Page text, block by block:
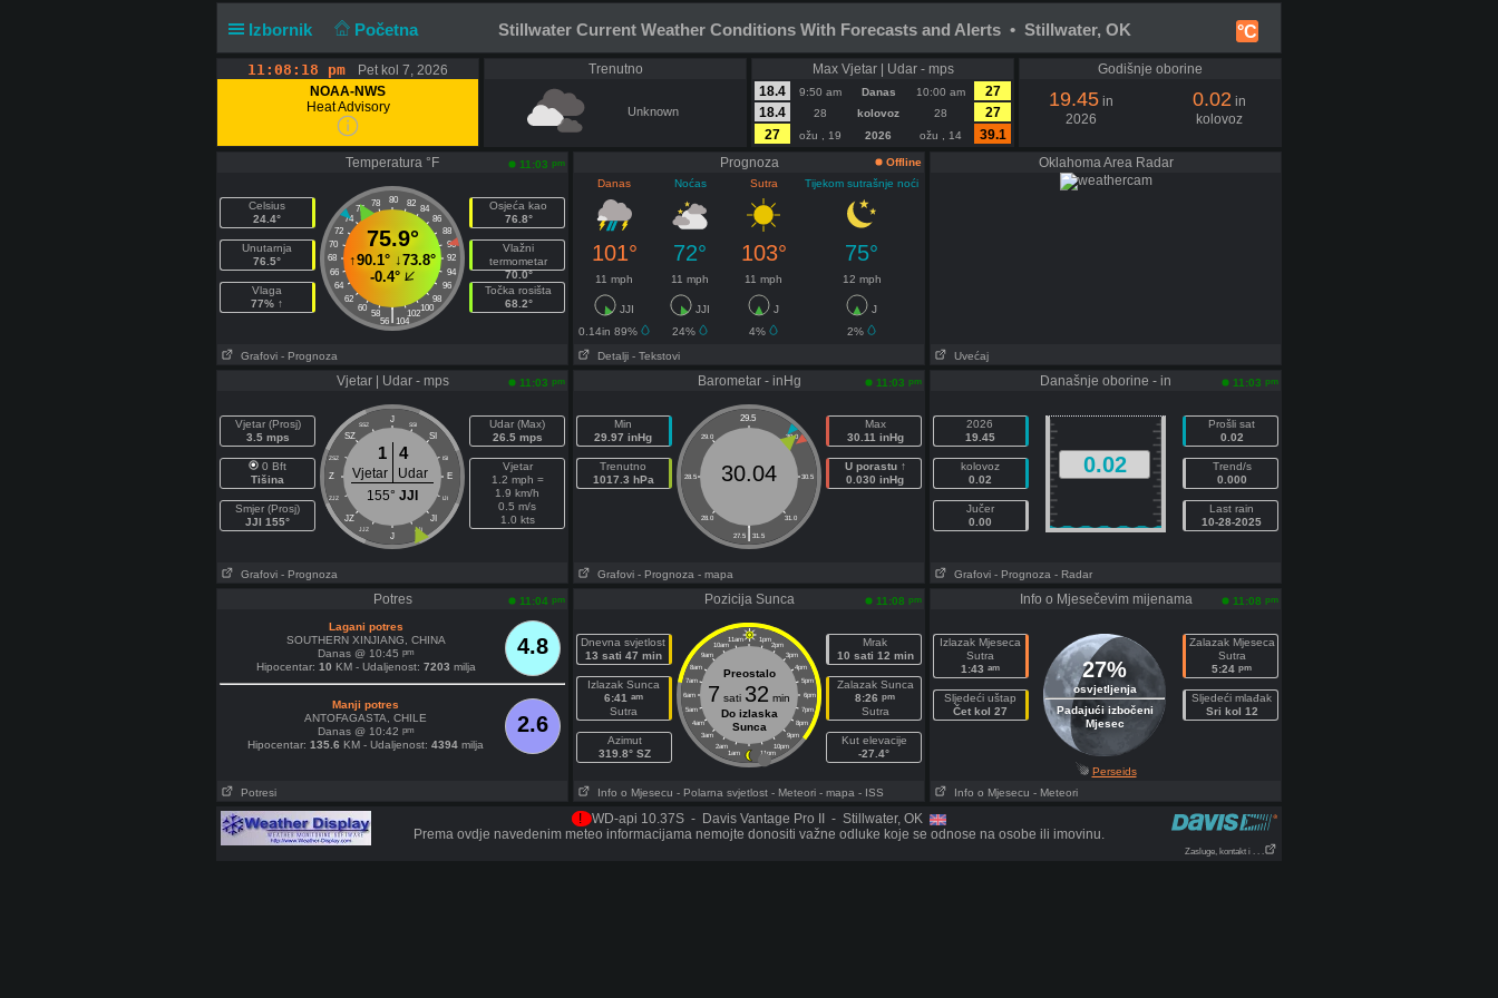
Izbornik Početna °C
Stillwater Current Weather Conditions With Forecasts and Alerts • Stillwater, OK
11:08:18 pm
Pet kol 7, 2026
NOAA-NWS
Heat Advisory
Trenutno
Unknown
Max Vjetar | Udar - mps
18.4
9:50 am Danas 10:00 am
27
18.4
28 kolovoz 28
27
27
ožu , 19 2026 ožu , 14 39.1
Godišnje oborine
19.45 in
2026
0.02in
kolovoz
Temperatura °F 11:03 pm
Celsius
24.4°
Unutarnja
76.5°
Vlaga
77% ↑
80
78 82
76
84
74
86
72
88
70
90
68
92
66
94
64
96
62
98
60
100
58 102
|
56 104
75.9°
↑90.1° ↓73.8°
-0.4°
Osjeća kao
76.8°
Vlažni
termometar
70.0°
Točka rosišta
68.2°
Grafovi - Prognoza
Prognoza
Offline
Danas
Noćas Sutra Tijekom sutrašnje noći
101° 72° 103° 75°
11 mph 11 mph 11 mph 12 mph
JJI JJI J
J
0.14in 89%
24% 4%
2%
Detalji - Tekstovi
Oklahoma Area Radar
Uvećaj
Vjetar | Udar - mps 11:03 pm
Vjetar (Prosj)
3.5 mps
0 Bft
Tišina
Smjer (Prosj)
JJI 155°
J
SSZ SSI
SZ SI
ZSZ ISI
Z E
ZJZ IJI
JZ JI
JJZ JJI
J
1 4
Vjetar
Udar
155° JJI
Udar (Max)
26.5 mps
Vjetar
1.2 mph =
1.9 km/h
0.5 m/s
1.0 kts
Grafovi - Prognoza
Barometar - inHg 11:03 pm
Min
29.97 inHg
Trenutno
1017.3 hPa
29.5
29.0 30.0
28.5 30.5
28.0 31.0
|
27.5 31.5
30.04
Max
30.11 inHg
U porastu ↑
0.030 inHg
Grafovi - Prognoza - mapa
Današnje oborine - in 11:03 pm
2026
19.45
kolovoz
0.02
Jučer
0.00
0.02
Prošli sat
0.02
Trend/s
0.000
Last rain
10-28-2025
Grafovi - Prognoza - Radar
Potres 11:04 pm
4.8
Lagani potres
SOUTHERN XINJIANG, CHINA
Danas @ 10:45 pm
Hipocentar: 10 KM - Udaljenost: 7203 milja
2.6
Manji potres
ANTOFAGASTA, CHILE
Danas @ 10:42 pm
Hipocentar: 135.6 KM - Udaljenost: 4394 milja
Potresi
Pozicija Sunca 11:08 pm
Dnevna svjetlost
13 sati 47 min
Izlazak Sunca
6:41 am
Sutra
Azimut
319.8° SZ
11am 1pm
10am 2pm
9am 3pm
8am 4pm
7am 5pm
6am 6pm
5am 7pm
4am 8pm
3am 9pm
2am 10pm
1am 11pm
Preostalo
7 sati 32 min
Do izlaska
Sunca
Mrak
10 sati 12 min
Zalazak Sunca
8:26 pm
Sutra
Kut elevacije
-27.4°
Info o Mjesecu - Polarna svjetlost - Meteori - mapa - ISS
Info o Mjesečevim mijenama 11:08 pm
Izlazak Mjeseca
Sutra
1:43 am
Sljedeći uštap
Čet kol 27
27%
osvjetljenja
Padajući izbočeni
Mjesec
Zalazak Mjeseca
Sutra
5:24 pm
Sljedeći mlađak
Sri kol 12
Perseids
Info o Mjesecu - Meteori
!
WD-api 10.37S - Davis Vantage Pro II - Stillwater, OK
Prema ovdje navedenim meteo informacijama nemojte donositi važne odluke koje se odnose na osobe ili imovinu.
Zasluge, kontakt i . . .